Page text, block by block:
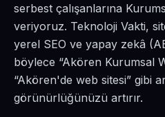
serbest çalışanlarına
veriyoruz. Teknoloji Vakti,
yerel SEO ve yapay zekâ
böylece “Akören Kurumsal
“Akören'de web sitesi” gibi
görünürlüğünüzü artırır.